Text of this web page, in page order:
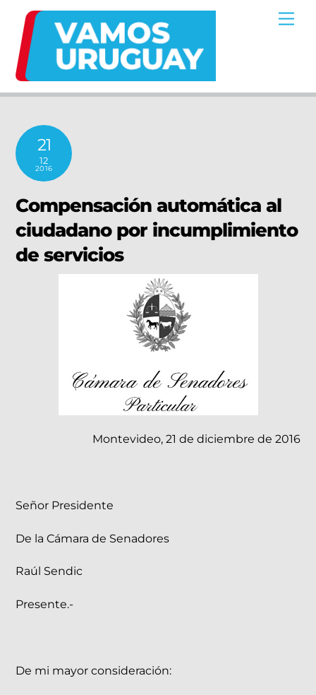
content
21
12
2016
Compensación automática al
ciudadano por incumplimiento
de servicios
Montevideo, 21 de diciembre de 2016
Señor Presidente
De la Cámara de Senadores
Raúl Sendic
Presente.-
De mi mayor consideración: